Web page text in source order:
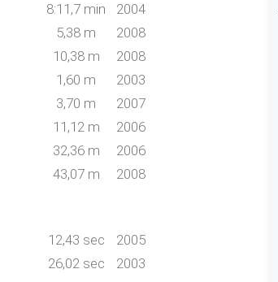
8:11,7 min
2004
5,38 m
2008
10,38 m
2008
1,60 m
2003
3,70 m
2007
11,12 m
2006
32,36 m
2006
43,07 m 2008
12,43 sec
2005
26,02 sec
2003